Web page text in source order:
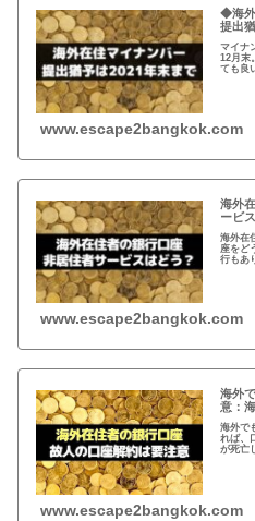
◆海外
提出
マイナ
12月末
ても良
www.escape2bangkok.com
海外
ービ
海外在
座をど
行もあ
www.escape2bangkok.com
海外
意：
海外で
れば、
が死亡
www.escape2bangkok.com